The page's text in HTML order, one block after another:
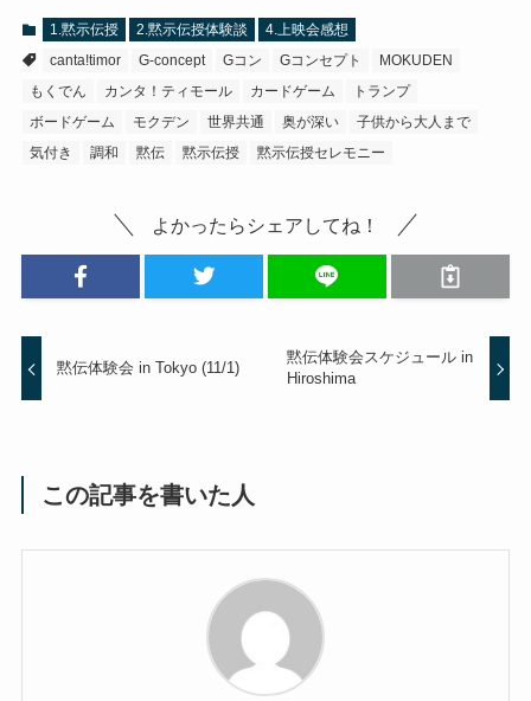
1.黙示伝授 2.黙示伝授体験談
4.上映会感想
canta!timor
G-concept Gコン Gコンセプト
MOKUDEN
もくでん
カンタ！ティモール カードゲーム
トランプ
ボードゲーム
モクデン 世界共通 奥が深い
子供から大人まで
気付き
調和 黙伝 黙示伝授 黙示伝授セレモニー
よかったらシェアしてね！
黙伝体験会 in Tokyo (11/1)
黙伝体験会スケジュール in
Hiroshima
この記事を書いた人